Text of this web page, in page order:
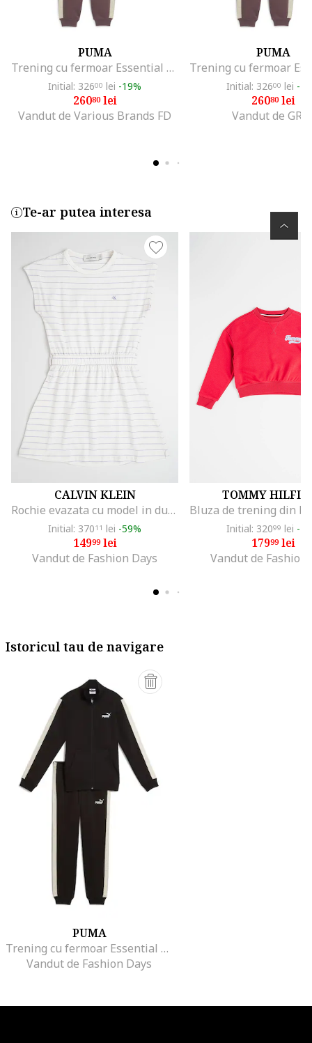
PUMA
Trening cu fermoar Essential Tape, Violet prafuit
Initial: 32600 lei -19%
26080lei
Vandut de Various Brands FD
PUMA
Initial: 32600 lei -
26080lei
Vandut de
Te-ar putea interesa
CALVIN KLEIN
Rochie evazata cu model in dungi, Alb fildes/Lila
Initial: 37011 lei -59%
14999lei
Vandut de Fashion Days
TOMMY
Initial: 32099 lei -
17999lei
Vandut de Fashion
Istoricul tau de navigare
PUMA
Trening cu fermoar Essential Tape, Negru
Vandut de Fashion Days